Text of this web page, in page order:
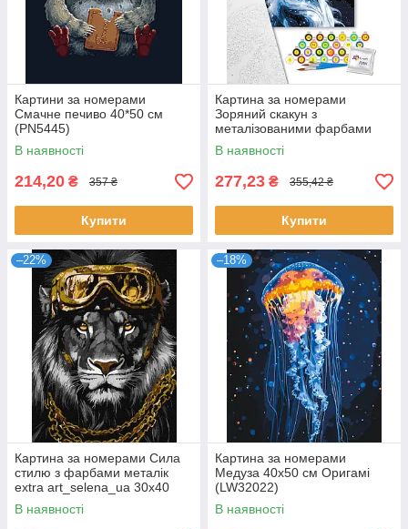
Картини за номерами
Смачне печиво 40*50 см
(PN5445)
В наявності
214,20 ₴ 357 ₴
Купити
Картина за номерами
Зоряний скакун з
металізованими фарбами
40х50 см Art Craft (11736-AC)
В наявності
277,23 ₴ 355,42 ₴
Купити
–22%
Картина за номерами Сила
стилю з фарбами металік
extra art_selena_ua 30х40
Ідейка (KHO6669)
В наявності
–18%
Картина за номерами
Медуза 40x50 см Оригамі
(LW32022)
В наявності